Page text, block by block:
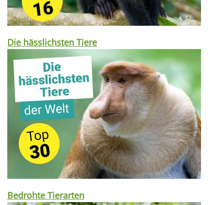
Die hässlichsten Tiere
Bedrohte Tierarten